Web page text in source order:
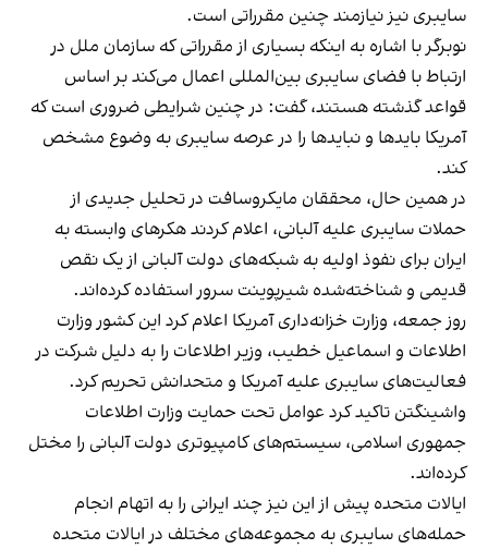
سایبری نیز نیازمند چنین مقرراتی است.
نوبرگر با اشاره به اینکه بسیاری از مقرراتی که سازمان ملل در
ارتباط با فضای سایبری بین‌المللی اعمال می‌کند بر اساس
قواعد گذشته هستند، گفت: در چنین شرایطی ضروری است که
آمریکا بایدها و نبایدها را در عرصه سایبری به وضوع مشخص
کند.
در همین حال، محققان مایکروسافت در تحلیل جدیدی از
حملات سایبری علیه آلبانی، اعلام کردند هکرهای وابسته به
ایران برای نفوذ اولیه به شبکه‌های دولت آلبانی از یک نقص
قدیمی و شناخته‌شده شیرپوینت سرور استفاده کرده‌اند.
روز جمعه، وزارت خزانه‌داری آمریکا اعلام کرد این کشور وزارت
اطلاعات و اسماعیل خطیب، وزیر اطلاعات را به دلیل شرکت در
فعالیت‌های سایبری علیه آمریکا و متحدانش تحریم کرد.
واشینگتن تاکید کرد عوامل تحت حمایت وزارت اطلاعات
جمهوری اسلامی، سیستم‌های کامپیوتری دولت آلبانی را مختل
کرده‌اند.
ایالات متحده پیش از این نیز چند ایرانی را به اتهام انجام
حمله‌های سایبری به مجموعه‌های مختلف در ایالات متحده